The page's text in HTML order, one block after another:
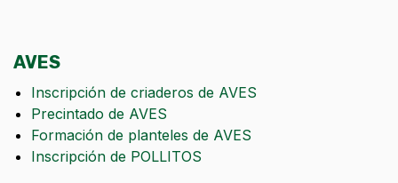
AVES
Inscripción de criaderos de AVES
Precintado de AVES
Formación de planteles de AVES
Inscripción de POLLITOS